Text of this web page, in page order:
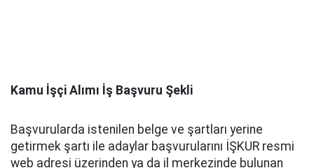
Kamu İşçi Alımı İş Başvuru Şekli
Başvurularda istenilen belge ve şartları yerine
getirmek şartı ile adaylar başvurularını İŞKUR resmi
web adresi üzerinden ya da il merkezinde bulunan